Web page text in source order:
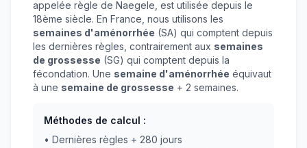
appelée règle de Naegele, est utilisée depuis le
18ème siècle. En France, nous utilisons les
semaines d'aménorrhée (SA) qui comptent depuis
les dernières règles, contrairement aux semaines
de grossesse (SG) qui comptent depuis la
fécondation. Une semaine d'aménorrhée équivaut
à une semaine de grossesse + 2 semaines.
Méthodes de calcul :
• Dernières règles + 280 jours